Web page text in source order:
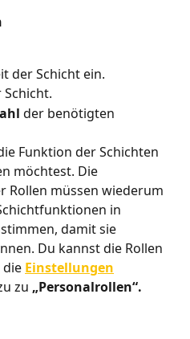
der Schicht ein.
Schicht.
der benötigten
Funktion der Schichten
möchtest. Die
Rollen müssen wiederum
in
damit sie
Du kannst die Rollen
die Einstellungen
zu „Personalrollen“.